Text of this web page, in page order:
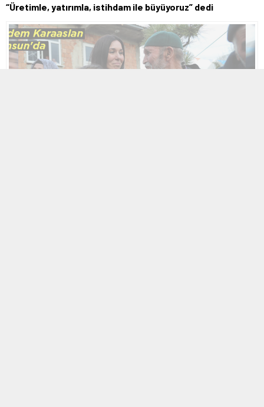
“Üretimle, yatırımla, istihdam ile büyüyoruz” dedi